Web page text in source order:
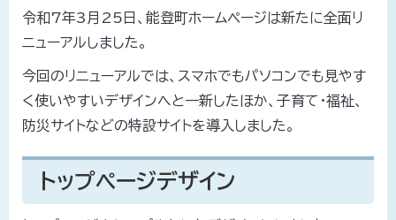
令和7年3月25日、能登町ホームページは新たに全面リ
ニューアルしました。
今回のリニューアルでは、スマホでもパソコンでも見やす
く使いやすいデザインへと一新したほか、子育て・福祉、
防災サイトなどの特設サイトを導入しました。
トップページデザイン